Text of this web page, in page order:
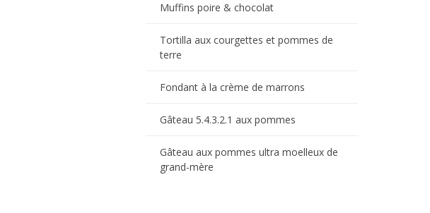
Muffins poire & chocolat
Tortilla aux courgettes et pommes de
terre
Fondant à la crème de marrons
Gâteau 5.4.3.2.1 aux pommes
Gâteau aux pommes ultra moelleux de
grand-mère